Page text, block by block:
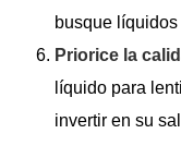
busque
Priorice la
líquido para
invertir en su